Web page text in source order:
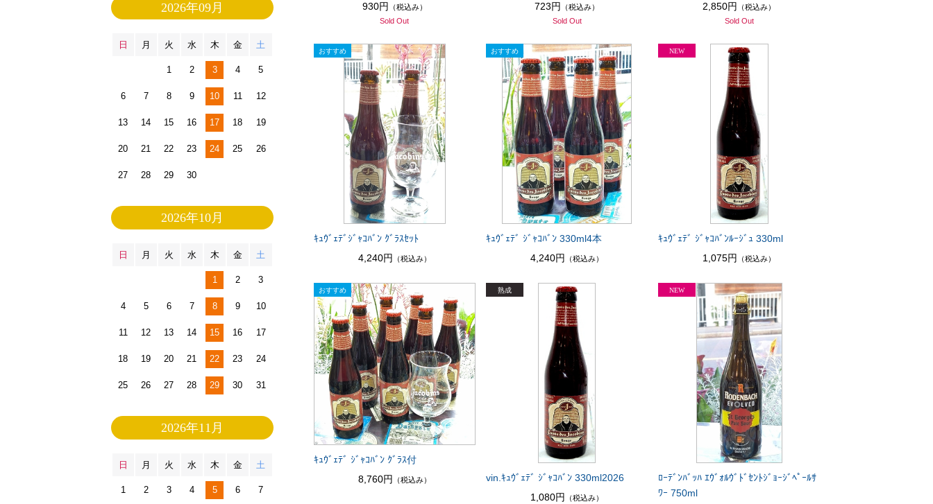
930円
（税込み）
Sold Out
723円
（税込み）
Sold Out
2,850円
（税込み）
Sold Out
ｷｭｳﾞｪﾃﾞｼﾞｬｺﾊﾞﾝ ｸﾞﾗｽｾｯﾄ
4,240円
（税込み）
ｷｭｳﾞｪﾃﾞ ｼﾞｬｺﾊﾞﾝ 330ml4本
4,240円
（税込み）
ｷｭｳﾞｪﾃﾞ ｼﾞｬｺﾊﾞﾝﾙｰｼﾞｭ 330ml
1,075円
（税込み）
ｷｭｳﾞｪﾃﾞ ｼﾞｬｺﾊﾞﾝ ｸﾞﾗｽ付
8,760円
（税込み）
vin.ｷｭｳﾞｪﾃﾞ ｼﾞｬｺﾊﾞﾝ 330ml2026
1,080円
（税込み）
ﾛｰﾃﾞﾝﾊﾞｯﾊ ｴｳﾞｫﾙｳﾞﾄﾞｾﾝﾄｼﾞｮｰｼﾞﾍﾟｰﾙｻ
ﾜｰ 750ml
2026年09月
日 月 火 水 木 金 土
1 2 3 4 5
6 7 8 9 10 11 12
13 14 15 16 17 18 19
20 21 22 23 24 25 26
27 28 29 30
2026年10月
日 月 火 水 木 金 土
1 2 3
4 5 6 7 8 9 10
11 12 13 14 15 16 17
18 19 20 21 22 23 24
25 26 27 28 29 30 31
2026年11月
日 月 火 水 木 金 土
1 2 3 4 5 6 7